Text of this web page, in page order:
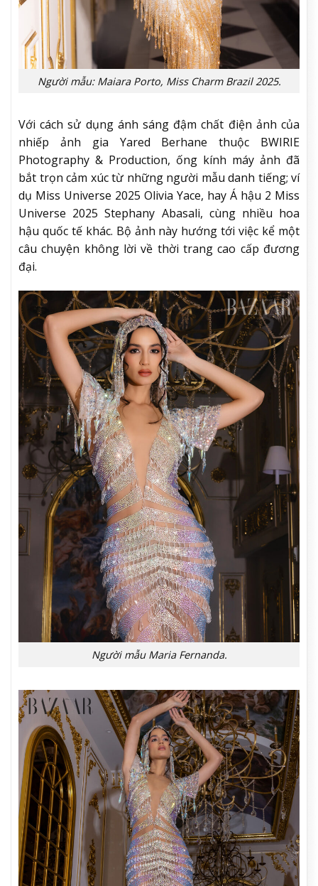
Người mẫu: Maiara Porto, Miss Charm Brazil 2025.
Với cách sử dụng ánh sáng đậm chất điện ảnh của
nhiếp ảnh gia Yared Berhane thuộc BWIRIE
Photography & Production, ống kính máy ảnh đã
bắt trọn cảm xúc từ những người mẫu danh tiếng; ví
dụ Miss Universe 2025 Olivia Yace, hay Á hậu 2 Miss
Universe 2025 Stephany Abasali, cùng nhiều hoa
hậu quốc tế khác. Bộ ảnh này hướng tới việc kể một
câu chuyện không lời về thời trang cao cấp đương
đại.
Người mẫu Maria Fernanda.